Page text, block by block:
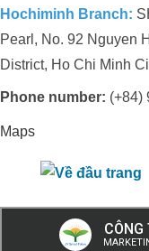
Hochiminh Branch:
Pearl, No. 92 Nguyen
District, Ho Chi Minh
Phone number: (+84)
Maps